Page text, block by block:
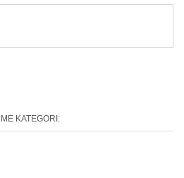
KATEGORI: